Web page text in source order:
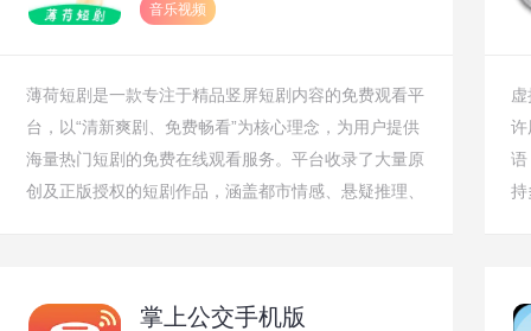
音乐视频
薄荷短剧是一款专注于精品竖屏短剧内容的免费观看平
台，以“清新爽剧、免费畅看”为核心理念，为用户提供
海量热门短剧的免费在线观看服务。平台收录了大量原
创及正版授权的短剧作品，涵盖都市情感、悬疑推理、
可免费畅享全集，同时支持离线缓存、倍速播放、弹幕
许
语
持
掌上公交手机版